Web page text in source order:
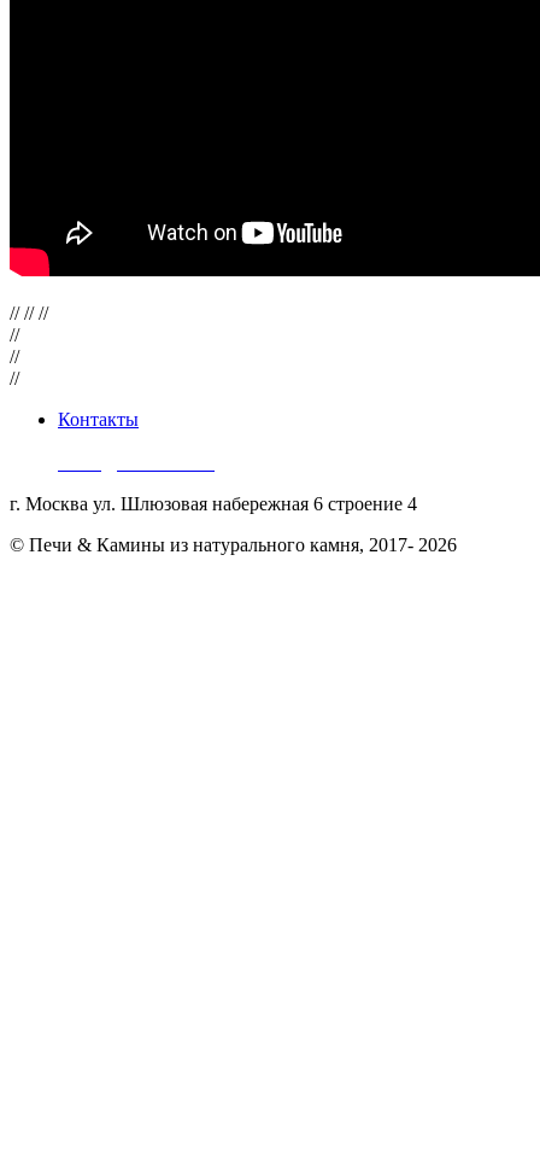
// // //
//
//
//
Контакты
г. Москва ул. Шлюзовая набережная 6 строение 4
© Печи & Камины из натурального камня, 2017- 2026